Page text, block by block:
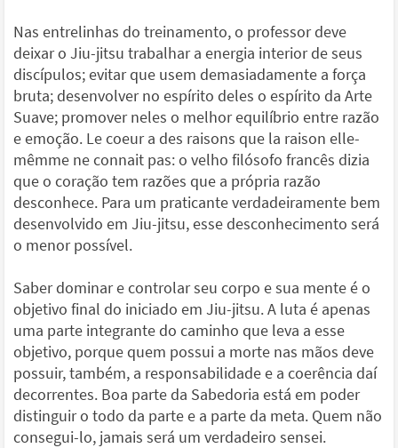
Nas entrelinhas do treinamento, o professor deve
deixar o Jiu-jitsu trabalhar a energia interior de seus
discípulos; evitar que usem demasiadamente a força
bruta; desenvolver no espírito deles o espírito da Arte
Suave; promover neles o melhor equilíbrio entre razão
e emoção. Le coeur a des raisons que la raison elle-
mêmme ne connait pas: o velho filósofo francês dizia
que o coração tem razões que a própria razão
desconhece. Para um praticante verdadeiramente bem
desenvolvido em Jiu-jitsu, esse desconhecimento será
o menor possível.
Saber dominar e controlar seu corpo e sua mente é o
objetivo final do iniciado em Jiu-jitsu. A luta é apenas
uma parte integrante do caminho que leva a esse
objetivo, porque quem possui a morte nas mãos deve
possuir, também, a responsabilidade e a coerência daí
decorrentes. Boa parte da Sabedoria está em poder
distinguir o todo da parte e a parte da meta. Quem não
consegui-lo, jamais será um verdadeiro sensei.